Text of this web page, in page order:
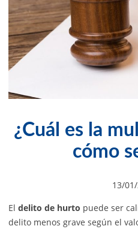
¿Cuál es la
cómo
13/
El delito de hurto puede ser
delito menos grave según el